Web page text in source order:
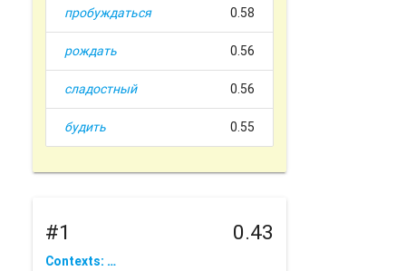
пробуждаться 0.58
рождать 0.56
сладостный 0.56
будить 0.55
#1 0.43
Contexts: …